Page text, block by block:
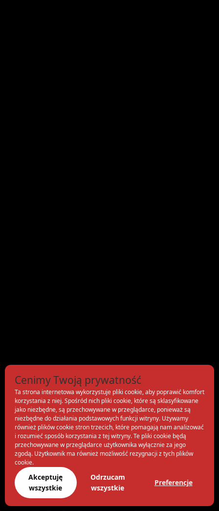
Cenimy Twoją prywatność
Ta strona internetowa wykorzystuje pliki cookie, aby poprawić komfort
korzystania z niej. Spośród nich pliki cookie, które są sklasyfikowane
jako niezbędne, są przechowywane w przeglądarce, ponieważ są
niezbędne do działania podstawowych funkcji witryny. Używamy
również plików cookie stron trzecich, które pomagają nam analizować
i rozumieć sposób korzystania z tej witryny. Te pliki cookie będą
przechowywane w przeglądarce użytkownika wyłącznie za jego
zgodą. Użytkownik ma również możliwość rezygnacji z tych plików
cookie.
Akceptuję
wszystkie
Odrzucam
wszystkie
Preferencje